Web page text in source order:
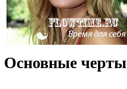
Основные черты